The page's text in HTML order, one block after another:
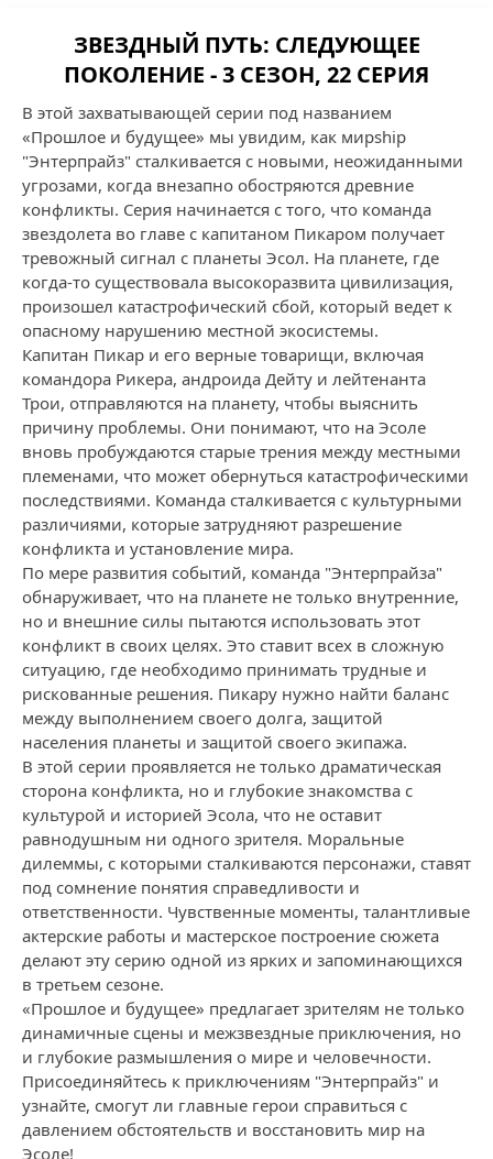
ЗВЕЗДНЫЙ ПУТЬ: СЛЕДУЮЩЕЕ
ПОКОЛЕНИЕ - 3 СЕЗОН, 22 СЕРИЯ
В этой захватывающей серии под названием
«Прошлое и будущее» мы увидим, как мирship
"Энтерпрайз" сталкивается с новыми, неожиданными
угрозами, когда внезапно обостряются древние
конфликты. Серия начинается с того, что команда
звездолета во главе с капитаном Пикаром получает
тревожный сигнал с планеты Эсол. На планете, где
когда-то существовала высокоразвита цивилизация,
произошел катастрофический сбой, который ведет к
опасному нарушению местной экосистемы.
Капитан Пикар и его верные товарищи, включая
командора Рикера, андроида Дейту и лейтенанта
Трои, отправляются на планету, чтобы выяснить
причину проблемы. Они понимают, что на Эсоле
вновь пробуждаются старые трения между местными
племенами, что может обернуться катастрофическими
последствиями. Команда сталкивается с культурными
различиями, которые затрудняют разрешение
конфликта и установление мира.
По мере развития событий, команда "Энтерпрайза"
обнаруживает, что на планете не только внутренние,
но и внешние силы пытаются использовать этот
конфликт в своих целях. Это ставит всех в сложную
ситуацию, где необходимо принимать трудные и
рискованные решения. Пикару нужно найти баланс
между выполнением своего долга, защитой
населения планеты и защитой своего экипажа.
В этой серии проявляется не только драматическая
сторона конфликта, но и глубокие знакомства с
культурой и историей Эсола, что не оставит
равнодушным ни одного зрителя. Моральные
дилеммы, с которыми сталкиваются персонажи, ставят
под сомнение понятия справедливости и
ответственности. Чувственные моменты, талантливые
актерские работы и мастерское построение сюжета
делают эту серию одной из ярких и запоминающихся
в третьем сезоне.
«Прошлое и будущее» предлагает зрителям не только
динамичные сцены и межзвездные приключения, но
и глубокие размышления о мире и человечности.
Присоединяйтесь к приключениям "Энтерпрайз" и
узнайте, смогут ли главные герои справиться с
давлением обстоятельств и восстановить мир на
Эсоле!